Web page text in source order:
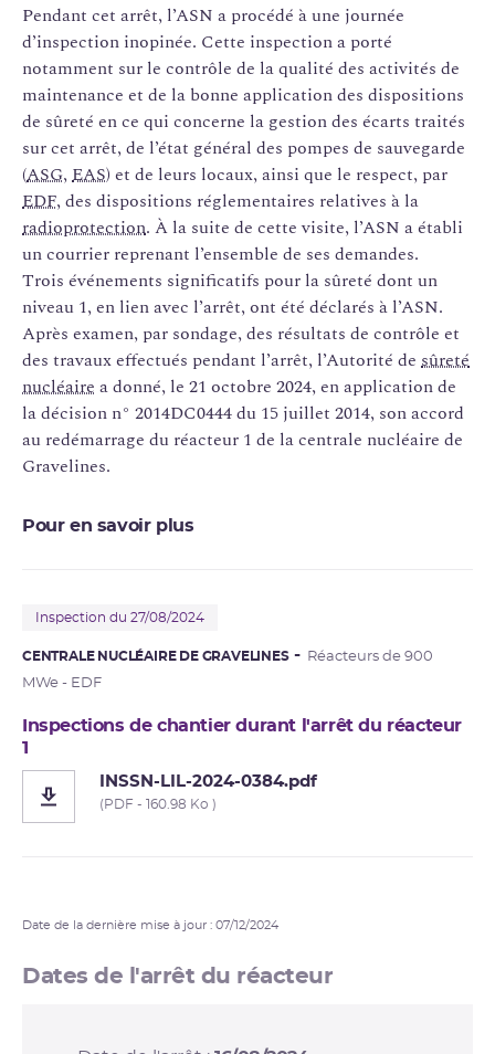
Pendant cet arrêt, l’ASN a procédé à une journée
d’inspection inopinée. Cette inspection a porté
notamment sur le contrôle de la qualité des activités de
maintenance et de la bonne application des dispositions
de sûreté en ce qui concerne la gestion des écarts traités
sur cet arrêt, de l’état général des pompes de sauvegarde
(ASG, EAS) et de leurs locaux, ainsi que le respect, par
EDF, des dispositions réglementaires relatives à la
radioprotection. À la suite de cette visite, l’ASN a établi
un courrier reprenant l’ensemble de ses demandes.
Trois événements significatifs pour la sûreté dont un
niveau 1, en lien avec l’arrêt, ont été déclarés à l’ASN.
Après examen, par sondage, des résultats de contrôle et
des travaux effectués pendant l’arrêt, l’Autorité de sûreté
nucléaire a donné, le 21 octobre 2024, en application de
la décision n° 2014­DC­0444 du 15 juillet 2014, son accord
au redémarrage du réacteur 1 de la centrale nucléaire de
Gravelines.
Pour en savoir plus
Inspection du 27/08/2024
CENTRALE NUCLÉAIRE DE GRAVELINES
Réacteurs de 900
MWe - EDF
Inspections de chantier durant l'arrêt du réacteur
1
INSSN-LIL-2024-0384.pdf
(PDF - 160.98 Ko )
Date de la dernière mise à jour : 07/12/2024
Dates de l'arrêt du réacteur